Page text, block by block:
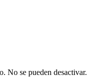
No se pueden desactivar.